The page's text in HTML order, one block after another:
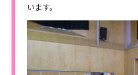
います。